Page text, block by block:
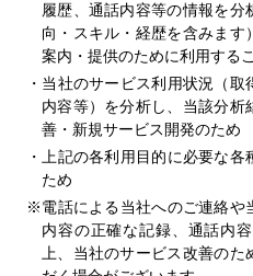
履歴、通話内容等の情報を
向・スキル・経歴を含みま
案内・提供のために利用する
・当社のサービス利用状況（
内容等）を分析し、当該分析
善・新規サービス開発のため
・上記の各利用目的に必要な
ため
※電話による当社へのご連絡や
内容の正確な記録、通話内
上、当社のサービス改善の